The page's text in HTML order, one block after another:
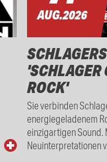
AUG.2026
'SCHLAGER
ROCK'
Sie verbinden
energiegeladenem
einzigartigen Sound.
Neuinterpretationen